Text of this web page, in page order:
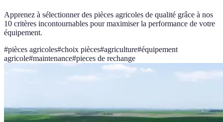
Apprenez à sélectionner des pièces agricoles de qualité grâce à nos
10 critères incontournables pour maximiser la performance de votre
équipement.
#pièces agricoles#choix pièces#agriculture#équipement
agricole#maintenance#pieces de rechange